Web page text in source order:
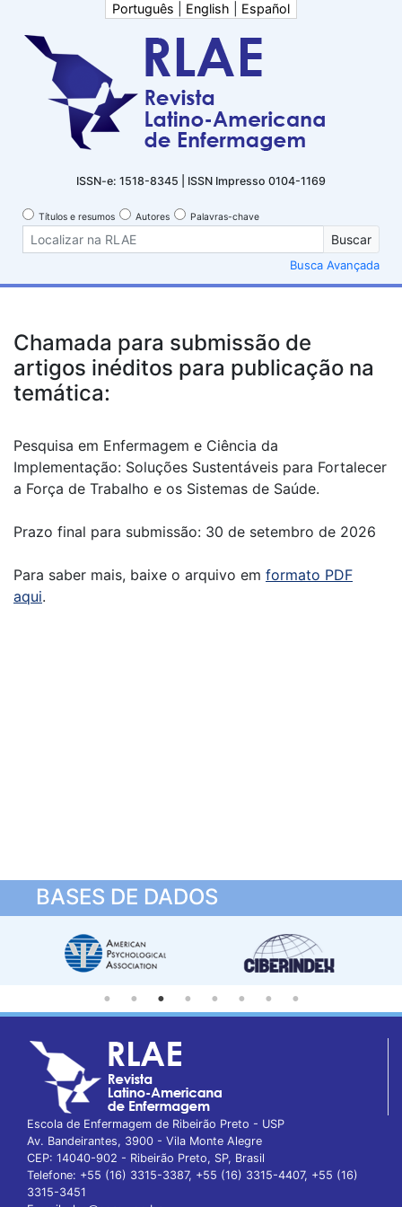
Português English Español
ISSN-e: 1518-8345 | ISSN Impresso 0104-1169
Títulos e resumos Autores Palavras-chave
Buscar
Busca Avançada
Chamada para submissão de
artigos inéditos para publicação na
temática:
Pesquisa em Enfermagem e Ciência da
Implementação: Soluções Sustentáveis para Fortalecer
a Força de Trabalho e os Sistemas de Saúde.
Prazo final para submissão: 30 de setembro de 2026
Para saber mais, baixe o arquivo em formato PDF
aqui.
BASES DE DADOS
Escola de Enfermagem de Ribeirão Preto - USP
Av. Bandeirantes, 3900 - Vila Monte Alegre
CEP: 14040-902 - Ribeirão Preto, SP, Brasil
Telefone: +55 (16) 3315-3387, +55 (16) 3315-4407, +55 (16)
3315-3451